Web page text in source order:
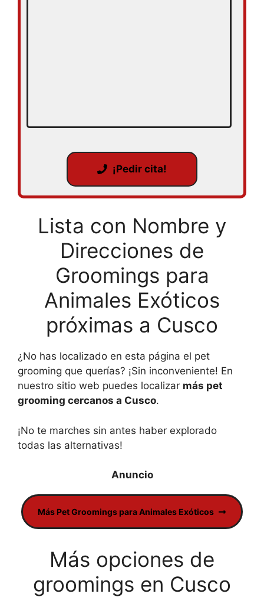
¡Pedir cita!
Lista con Nombre y
Direcciones de
Groomings para
Animales Exóticos
próximas a Cusco
¿No has localizado en esta página el pet
grooming que querías? ¡Sin inconveniente! En
nuestro sitio web puedes localizar más pet
grooming cercanos a Cusco.
¡No te marches sin antes haber explorado
todas las alternativas!
Más Pet Groomings para Animales Exóticos
Más opciones de
groomings en Cusco